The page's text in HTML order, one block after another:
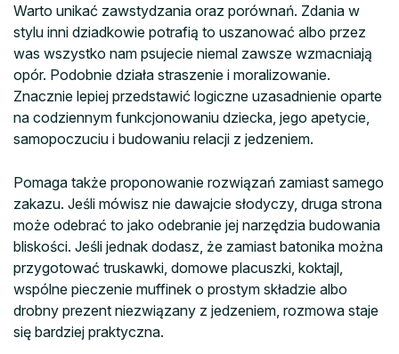
Warto unikać zawstydzania oraz porównań. Zdania w
stylu inni dziadkowie potrafią to uszanować albo przez
was wszystko nam psujecie niemal zawsze wzmacniają
opór. Podobnie działa straszenie i moralizowanie.
Znacznie lepiej przedstawić logiczne uzasadnienie oparte
na codziennym funkcjonowaniu dziecka, jego apetycie,
samopoczuciu i budowaniu relacji z jedzeniem.
Pomaga także proponowanie rozwiązań zamiast samego
zakazu. Jeśli mówisz nie dawajcie słodyczy, druga strona
może odebrać to jako odebranie jej narzędzia budowania
bliskości. Jeśli jednak dodasz, że zamiast batonika można
przygotować truskawki, domowe placuszki, koktajl,
wspólne pieczenie muffinek o prostym składzie albo
drobny prezent niezwiązany z jedzeniem, rozmowa staje
się bardziej praktyczna.